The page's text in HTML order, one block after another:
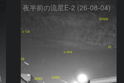
夜半前の流星E-2 (26-08-04)